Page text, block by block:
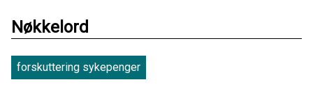
Nøkkelord
forskuttering sykepenger